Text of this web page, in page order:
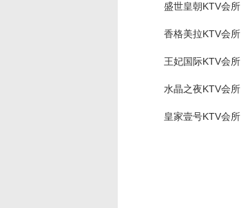
盛世皇朝KTV会所
香格美拉KTV会所
王妃国际KTV会所
水晶之夜KTV会所
皇家壹号KTV会所